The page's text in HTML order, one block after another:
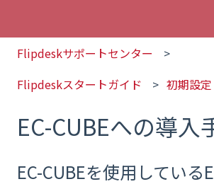
Flipdeskサポートセンター
Flipdeskスタートガイド
初期設定
EC-CUBEへの導入
EC-CUBEを使用している